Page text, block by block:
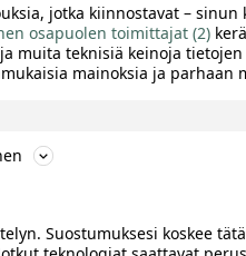
valmennus | -73 %
omaa ainutlaatuista juttuasi?
jotka kiinnostavat –
osapuolen toimittajat (2)
muita teknisiä keinoja
mainoksia ja parhaan
Suostumuksesi koskee